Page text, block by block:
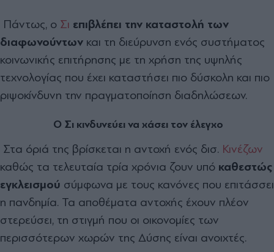
Πάντως, ο Σι επιβλέπει την καταστολή των
διαφωνούντων και τη διεύρυνση ενός συστήματος
κοινωνικής επιτήρησης με τη χρήση της υψηλής
τεχνολογίας που έχει καταστήσει πιο δύσκολη και πιο
ριψοκίνδυνη την πραγματοποίηση διαδηλώσεων.
Ο Σι κινδυνεύει να χάσει τον έλεγχο
Στα όριά της βρίσκεται η αντοχή ενός δισ. Κινέζων
καθώς τα τελευταία τρία χρόνια ζουν υπό καθεστώς
εγκλεισμού σύμφωνα με τους κανόνες που επιτάσσει
η πανδημία. Τα αποθέματα αντοχής έχουν πλέον
στερεύσει, τη στιγμή που οι οικονομίες των
περισσότερων χωρών της Δύσης είναι ανοιχτές.